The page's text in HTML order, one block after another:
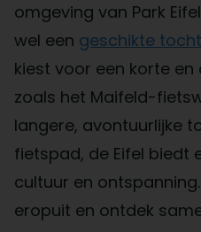
omgeving van Park
wel een geschikte
kiest voor een korte
zoals het Maifeld-
langere, avontuurlijke
fietspad, de Eifel biedt
cultuur en
eropuit en ontdek